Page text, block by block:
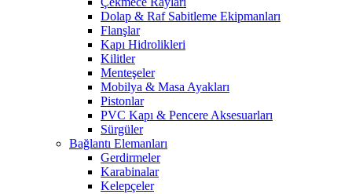
Dolap & Raf Sabitleme Ekipmanları
Flanşlar
Kapı Hidrolikleri
Kilitler
Menteşeler
Mobilya & Masa Ayakları
Pistonlar
PVC Kapı & Pencere Aksesuarları
Sürgüler
Bağlantı Elemanları
Gerdirmeler
Karabinalar
Kelepçeler